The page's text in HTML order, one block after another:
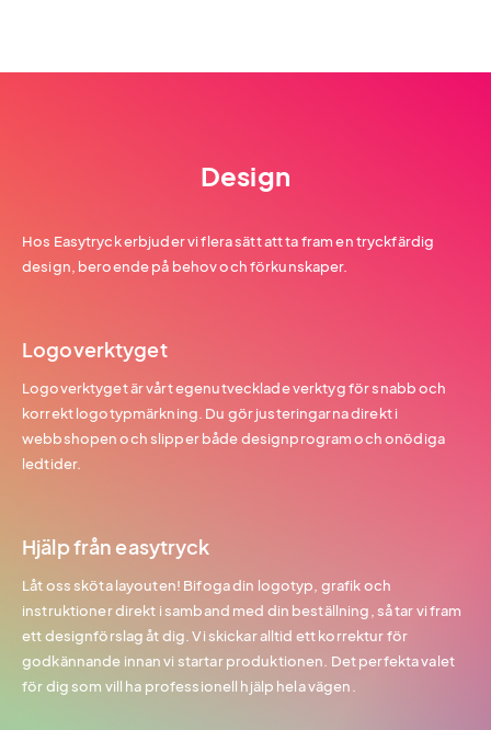
Design
Hos Easytryck erbjuder vi flera sätt att ta fram en tryckfärdig
design, beroende på behov och förkunskaper.
Logoverktyget
Logoverktyget är vårt egenutvecklade verktyg för snabb och
korrekt logotypmärkning. Du gör justeringarna direkt i
webbshopen och slipper både designprogram och onödiga
ledtider.
Hjälp från easytryck
Låt oss sköta layouten! Bifoga din logotyp, grafik och
instruktioner direkt i samband med din beställning, så tar vi fram
ett designförslag åt dig. Vi skickar alltid ett korrektur för
godkännande innan vi startar produktionen. Det perfekta valet
för dig som vill ha professionell hjälp hela vägen.